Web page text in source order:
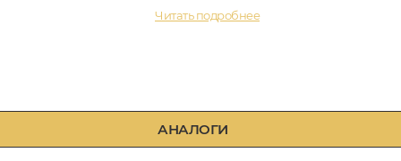
Читать подробнее
АНАЛОГИ